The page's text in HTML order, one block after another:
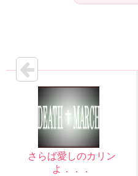
さらば愛しのカリン
よ．．．